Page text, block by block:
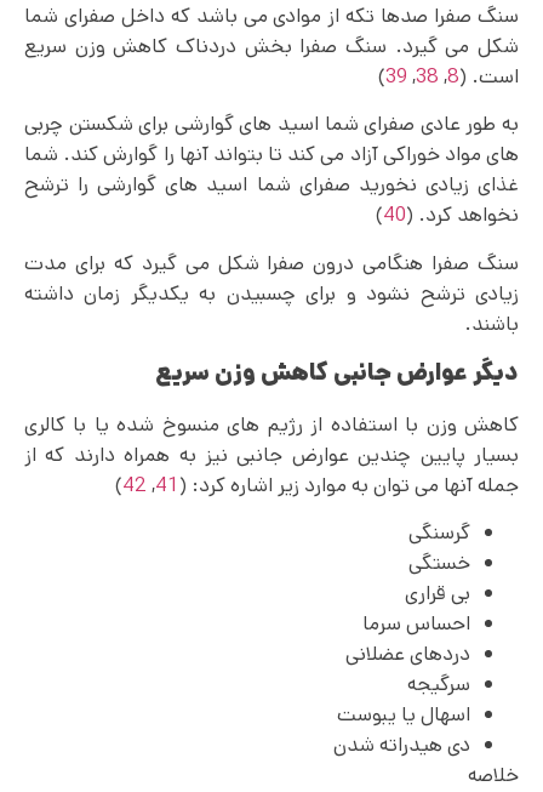
سنگ صفرا صدها تکه از موادی می‌ باشد که داخل صفرای شما
شکل می گیرد. سنگ صفرا بخش دردناک کاهش وزن سریع
است. (8
,
38
,
39
)
به طور عادی صفرای شما اسید های گوارشی برای شکستن چربی
های مواد خوراکی آزاد می کند تا بتواند آنها را گوارش کند. شما
غذای زیادی نخورید صفرای شما اسید های گوارشی را ترشح
نخواهد کرد. (40
)
سنگ صفرا هنگامی درون صفرا شکل می گیرد که برای مدت
زیادی ترشح نشود و برای چسبیدن به یکدیگر زمان داشته
باشند.
دیگر عوارض جانبی کاهش وزن سریع
کاهش وزن با استفاده از رژیم های منسوخ شده یا با کالری
بسیار پایین چندین عوارض جانبی نیز به همراه دارند که از
جمله آنها می‌ توان به موارد زیر اشاره کرد: ( 41
,
42
)
گرسنگی
خستگی
بی قراری
احساس سرما
دردهای عضلانی
سرگیجه
اسهال یا یبوست
دی هیدراته شدن
خلاصه